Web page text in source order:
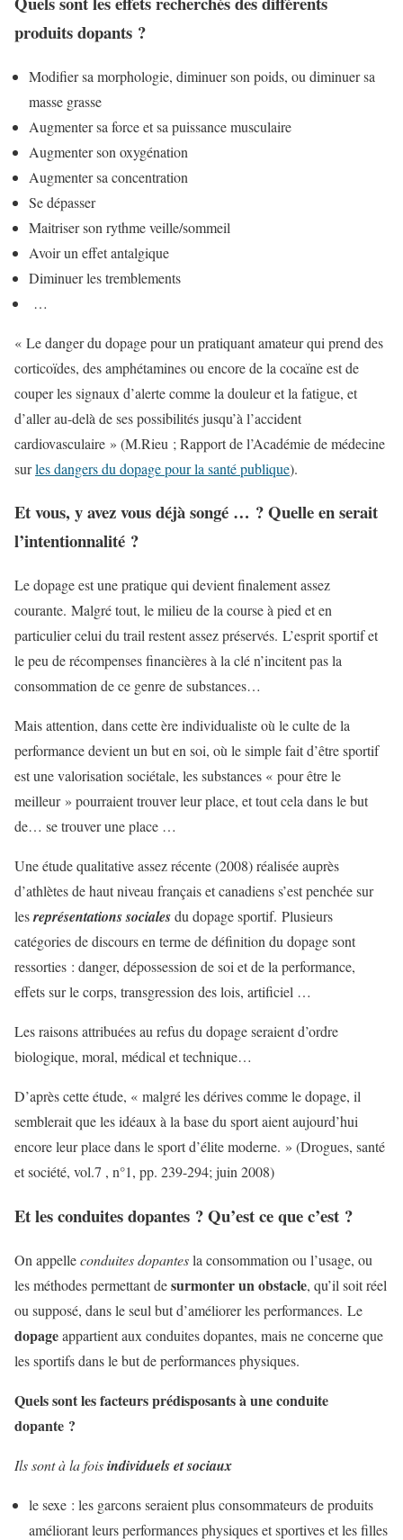
produits dopants ?
Modifier sa morphologie, diminuer son poids, ou diminuer sa
masse grasse
Augmenter sa force et sa puissance musculaire
Augmenter son oxygénation
Augmenter sa concentration
Se dépasser
Maitriser son rythme veille/sommeil
Avoir un effet antalgique
Diminuer les tremblements
…
« Le danger du dopage pour un pratiquant amateur qui prend des
corticoïdes, des amphétamines ou encore de la cocaïne est de
couper les signaux d’alerte comme la douleur et la fatigue, et
d’aller au-delà de ses possibilités jusqu’à l’accident
cardiovasculaire » (M.Rieu ; Rapport de l’Académie de médecine
surles dangers du dopage pour la santé publique).
Et vous, y avez vous déjà songé … ? Quelle en serait
l’intentionnalité ?
Le dopage est une pratique qui devient finalement assez
courante. Malgré tout, le milieu de la course à pied et en
particulier celui du trail restent assez préservés. L’esprit sportif et
le peu de récompenses financières à la clé n’incitent pas la
consommation de ce genre de substances…
Mais attention, dans cette ère individualiste où le culte de la
performance devient un but en soi, où le simple fait d’être sportif
est une valorisation sociétale, les substances « pour être le
meilleur » pourraient trouver leur place, et tout cela dans le but
de… se trouver une place …
Une étude qualitative assez récente (2008) réalisée auprès
d’athlètes de haut niveau français et canadiens s’est penchée sur
lesreprésentations socialesdu dopage sportif. Plusieurs
catégories de discours en terme de définition du dopage sont
ressorties : danger, dépossession de soi et de la performance,
effets sur le corps, transgression des lois, artificiel …
Les raisons attribuées au refus du dopage seraient d’ordre
biologique, moral, médical et technique…
D’après cette étude, « malgré les dérives comme le dopage, il
semblerait que les idéaux à la base du sport aient aujourd’hui
encore leur place dans le sport d’élite moderne. » (Drogues, santé
et société, vol.7 , n°1, pp. 239-294; juin 2008)
Et les conduites dopantes ? Qu’est ce que c’est ?
On appelleconduites dopantesla consommation ou l’usage, ou
les méthodes permettant desurmonter un obstacle, qu’il soit réel
ou supposé, dans le seul but d’améliorer les performances. Le
dopageappartient aux conduites dopantes, mais ne concerne que
les sportifs dans le but de performances physiques.
Quels sont les facteurs prédisposants à une conduite
dopante ?
Ils sont à la foisindividuels et sociaux
le sexe : les garcons seraient plus consommateurs de produits
améliorant leurs performances physiques et sportives et les filles